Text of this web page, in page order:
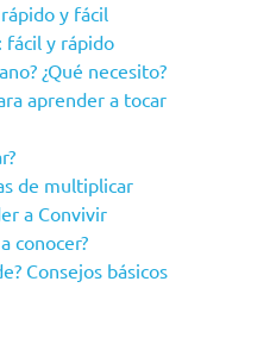
y fácil
fácil y rápido
¿Qué necesito?
aprender a tocar
de multiplicar
a Convivir
conocer?
Consejos básicos